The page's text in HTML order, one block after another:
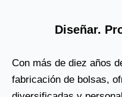
Diseñar.
Con más de diez años
fabricación de bolsas,